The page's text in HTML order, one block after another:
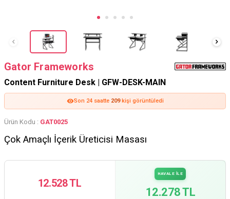
Gator Frameworks
Content Furniture Desk | GFW-DESK-MAIN
Son 24 saatte 209kişi görüntüledi
Ürün Kodu : GAT0025
Çok Amaçlı İçerik Üreticisi Masası
12.528 TL
HAVALE İLE
12.278 TL